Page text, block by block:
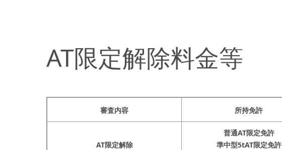
AT限定解除料金等
審査内容 所持免許
AT限定解除
普通AT限定免許
準中型5tAT限定免許